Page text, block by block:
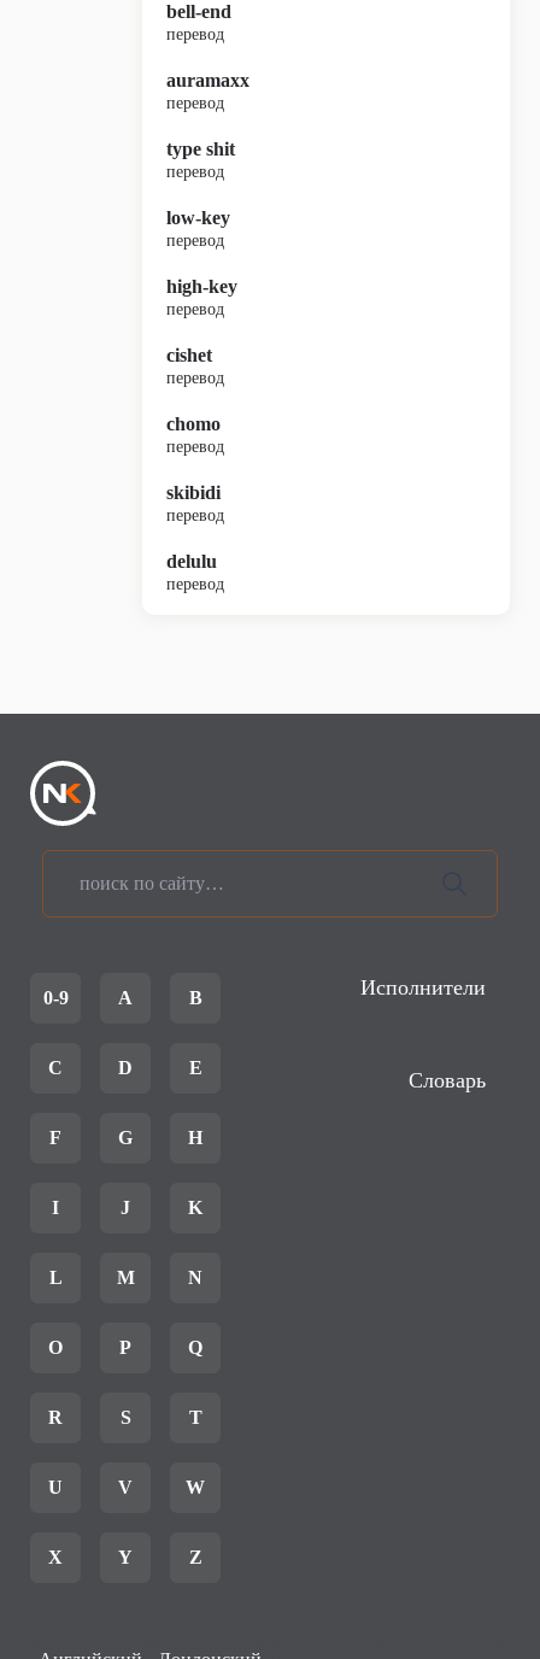
bell-end
перевод
auramaxx
перевод
type shit
перевод
low-key
перевод
high-key
перевод
cishet
перевод
chomo
перевод
skibidi
перевод
delulu
перевод
0-9 A B
C D E
F G H
I J K
L M N
O P Q
R S T
U V W
X Y Z
Исполнители
Словарь